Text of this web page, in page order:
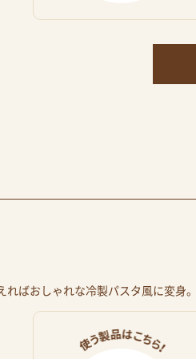
ばおしゃれな冷製パスタ風に変身。